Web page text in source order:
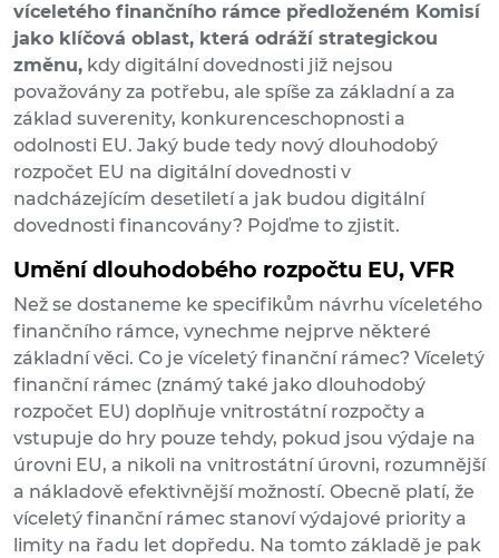
víceletého finančního rámce předloženém Komisí
jako klíčová oblast, která odráží strategickou
změnu, kdy digitální dovednosti již nejsou
považovány za potřebu, ale spíše za základní a za
základ suverenity, konkurenceschopnosti a
odolnosti EU. Jaký bude tedy nový dlouhodobý
rozpočet EU na digitální dovednosti v
nadcházejícím desetiletí a jak budou digitální
dovednosti financovány? Pojďme to zjistit.
Umění dlouhodobého rozpočtu EU, VFR
Než se dostaneme ke specifikům návrhu víceletého
finančního rámce, vynechme nejprve některé
základní věci. Co je víceletý finanční rámec? Víceletý
finanční rámec (známý také jako dlouhodobý
rozpočet EU) doplňuje vnitrostátní rozpočty a
vstupuje do hry pouze tehdy, pokud jsou výdaje na
úrovni EU, a nikoli na vnitrostátní úrovni, rozumnější
a nákladově efektivnější možností. Obecně platí, že
víceletý finanční rámec stanoví výdajové priority a
limity na řadu let dopředu. Na tomto základě je pak